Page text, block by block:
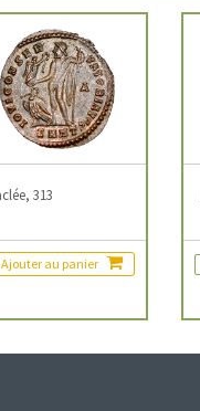
313
Ajouter au panier